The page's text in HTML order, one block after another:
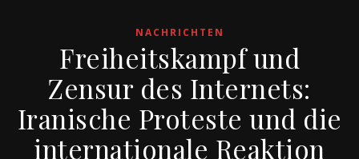
NACHRICHTEN
Freiheitskampf und
Zensur des Internets:
Iranische Proteste und die
internationale Reaktion